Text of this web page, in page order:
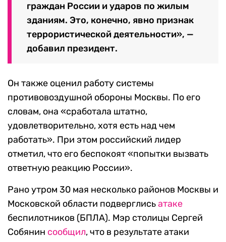
граждан России и ударов по жилым
зданиям. Это, конечно, явно признак
террористической деятельности», —
добавил президент.
Он также оценил работу системы
противовоздушной обороны Москвы. По его
словам, она «сработала штатно,
удовлетворительно, хотя есть над чем
работать». При этом российский лидер
отметил, что его беспокоят «попытки вызвать
ответную реакцию России».
Рано утром 30 мая несколько районов Москвы и
Московской области подверглисьатаке
беспилотников (БПЛА). Мэр столицы Сергей
Собянин сообщил, что в результате атаки